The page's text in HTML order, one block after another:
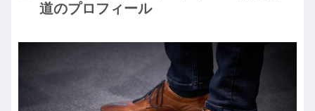
道のプロフィール